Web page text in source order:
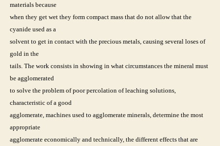
materials because
when they get wet they form compact mass that do not allow that the
cyanide used as a
solvent to get in contact with the precious metals, causing several loses of
gold in the
tails. The work consists in showing in what circumstances the mineral must
be agglomerated
to solve the problem of poor percolation of leaching solutions,
characteristic of a good
agglomerate, machines used to agglomerate minerals, determine the most
appropriate
agglomerate economically and technically, the different effects that are